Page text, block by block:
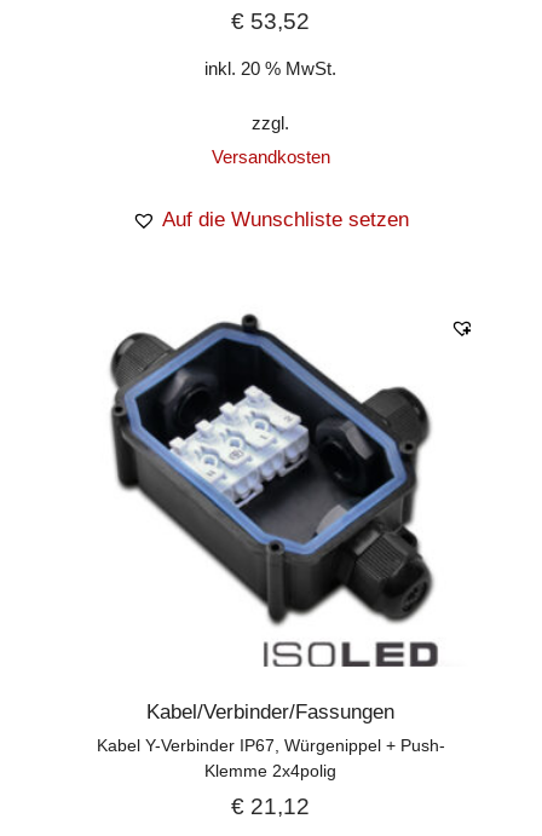
€ 53,52
inkl. 20 % MwSt.
zzgl.
Versandkosten
Auf die Wunschliste setzen
Kabel/Verbinder/Fassungen
Kabel Y-Verbinder IP67, Würgenippel + Push-
Klemme 2x4polig
€ 21,12